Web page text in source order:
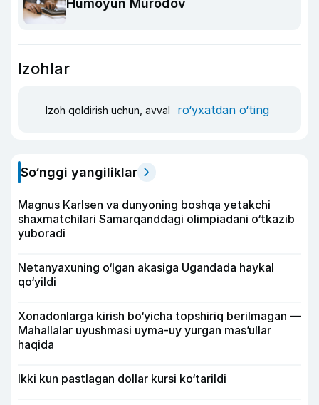
Humoyun Murodov
Izohlar
Izoh qoldirish uchun, avval ro‘yxatdan o‘ting
So‘nggi yangiliklar
Magnus Karlsen va dunyoning boshqa yetakchi
shaxmatchilari Samarqanddagi olimpiadani o‘tkazib
yuboradi
Netanyaxuning o‘lgan akasiga Ugandada haykal
qo‘yildi
Xonadonlarga kirish bo‘yicha topshiriq berilmagan —
Mahallalar uyushmasi uyma-uy yurgan mas’ullar
haqida
Ikki kun pastlagan dollar kursi ko‘tarildi